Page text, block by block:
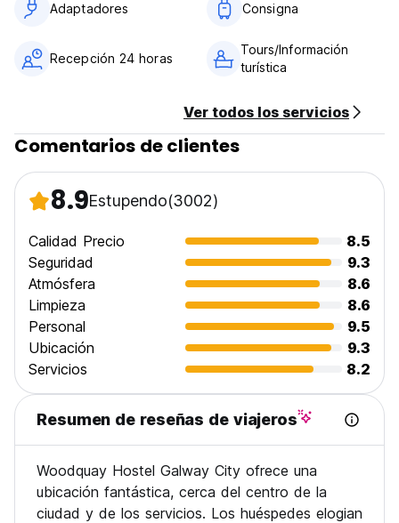
Adaptadores Consigna
Recepción 24 horas
Tours/Información
turística
Ver todos los servicios
Comentarios de clientes
8.9Estupendo(3002)
Calidad Precio
8.5
Seguridad
9.3
Atmósfera
8.6
Limpieza
8.6
Personal
9.5
Ubicación
9.3
Servicios
8.2
Resumen de reseñas de viajeros
Woodquay Hostel Galway City ofrece una
ubicación fantástica, cerca del centro de la
ciudad y de los servicios. Los huéspedes elogian